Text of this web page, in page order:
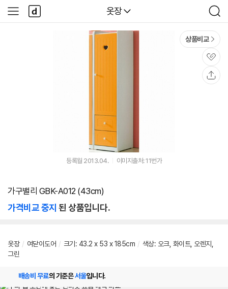
다나와
옷장
검
색
사
이
다
나
와
상품비교
관
심
등록월 2013.04. 이미지출처: 11번가
가구밸리 GBK-A012 (43cm)
가격비교 중지 된 상품입니다.
옷장 / 여닫이도어 / 크기: 43.2 x 53 x 185cm / 색상: 오크, 화이트, 오렌지,
그린
배송비 무료의 기준은서울입니다.